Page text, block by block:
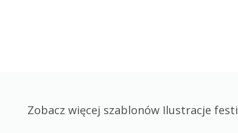
Zobacz więcej szablonów Ilustracje